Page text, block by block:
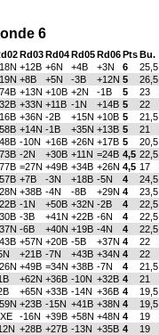
6
Rd03Rd04Rd05Rd06PtsBu.
+12B +6N +4B +3N 6 25,5
+8B +5N -3B +12N 5 26,5
+13N +10B +2N -1B 5 23
+33N +11B -1N +14B 5 22
+36N -2B +15N +10B 5 21,5
+14N -1B +35N +13B 5 21
-10N +16B +26N +17B 5 20,5
-2N +30B +11N =24B 4,5 22,5
=27N +49B +34B +26N 4,5 17
+7B -3N +18B -5N 4 24,5
+38B -4N -8B +29N 4 23,5
-1N +50B +32N -2B 4 22,5
-3B +41N +22B -6N 4 22,5
-6B +40N +19B -4N 4 22,5
+57N +20B -5B +37N 4 22
+21B -7N +43B +34N 4 22
+49B =34N +38B -7N 4 21,5
+62N +36B -10N +32B 4 21
+65N +33B -14N +36B 4 19,5
+23B -15N +41B +38N 4 19,5
-16N +39B +58N +48N 4 19
+28B +27B -13N +35B 4 19